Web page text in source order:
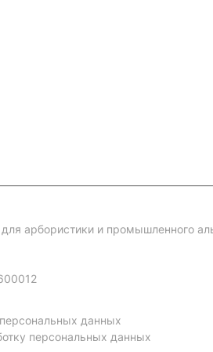
арбористики и промышленного
данных
персональных данных